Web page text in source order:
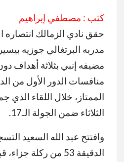
كتب : مصطفي إبراهيم
حقق نادي الزمالك انتصاره
مدربه البرتغالي جوزيه
مضيفه إنبي بثلاثة أهداف
منافسات الدور الأول من
الممتاز، خلال اللقاء الذي
الثلاثاء ضمن الجولة الـ17.
وافتتح عبد الله السعيد
الدقيقة 53 من ركلة